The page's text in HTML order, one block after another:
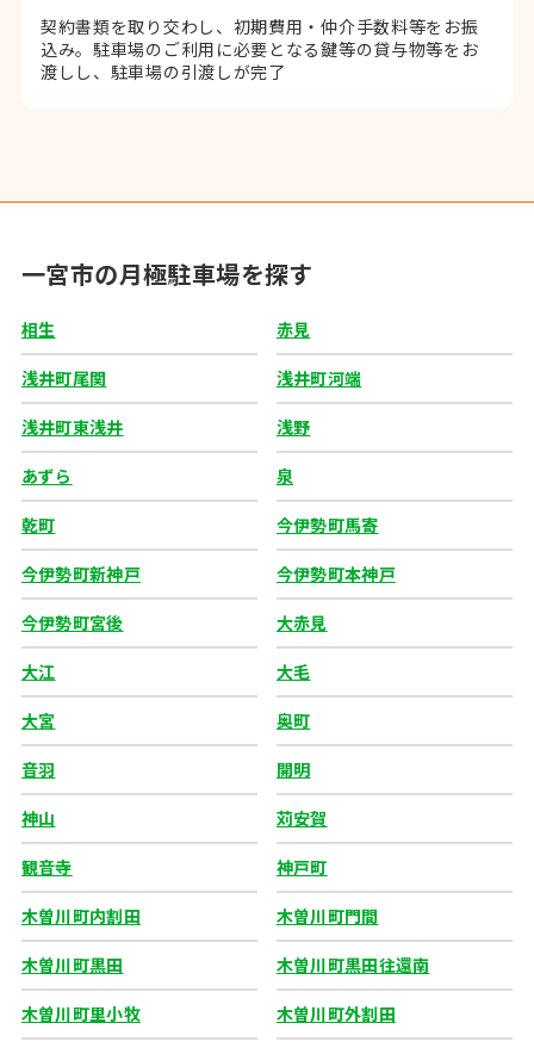
契約書類を取り交わし、初期費用・仲介手数料等をお振
込み。駐車場のご利用に必要となる鍵等の貸与物等をお
渡しし、駐車場の引渡しが完了
一宮市の月極駐車場を探す
相生 赤見
浅井町尾関 浅井町河端
浅井町東浅井 浅野
あずら 泉
乾町 今伊勢町馬寄
今伊勢町新神戸 今伊勢町本神戸
今伊勢町宮後 大赤見
大江 大毛
大宮 奥町
音羽 開明
神山 苅安賀
観音寺 神戸町
木曽川町内割田 木曽川町門間
木曽川町黒田 木曽川町黒田往還南
木曽川町里小牧 木曽川町外割田